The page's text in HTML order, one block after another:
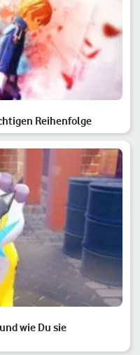
Reihenfolge
wie Du sie